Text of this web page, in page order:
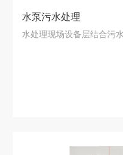
水泵污水处理